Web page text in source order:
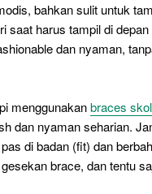
bahkan sulit untuk
harus tampil di
dan nyaman,
menggunakanbraces
dan nyaman seharian.
di badan (fit) dan
brace, dan tentu